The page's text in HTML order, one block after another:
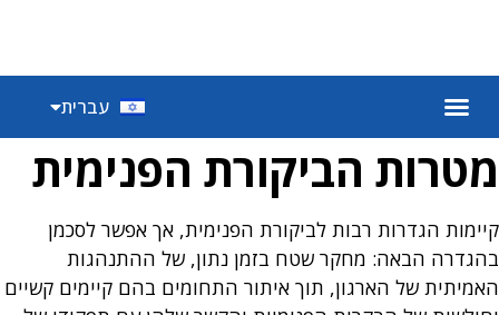
עברית
Español
מטרות הביקורת הפנימית
קיימות הגדרות רבות לביקורת הפנימית, אך אפשר לסכמן
בהגדרה הבאה: מחקר שטח בזמן נתון, של ההתנהגות
האמיתית של הארגון, תוך איתור התחומים בהם קיימים קשיים